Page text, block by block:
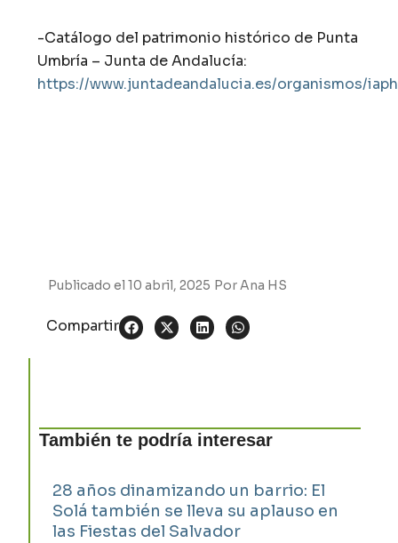
-Catálogo del patrimonio histórico de Punta
Umbría – Junta de Andalucía:
https://www.juntadeandalucia.es/organismos/
Publicado el10 abril, 2025 PorAna HS
Compartir
También te podría interesar
28 años dinamizando un barrio: El
Solá también se lleva su aplauso en
las Fiestas del Salvador